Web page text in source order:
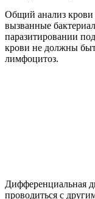
Общий анализ крови
вызванные
паразитировании
крови не должны
лимфоцитоз.
Дифференциальная
проводиться с